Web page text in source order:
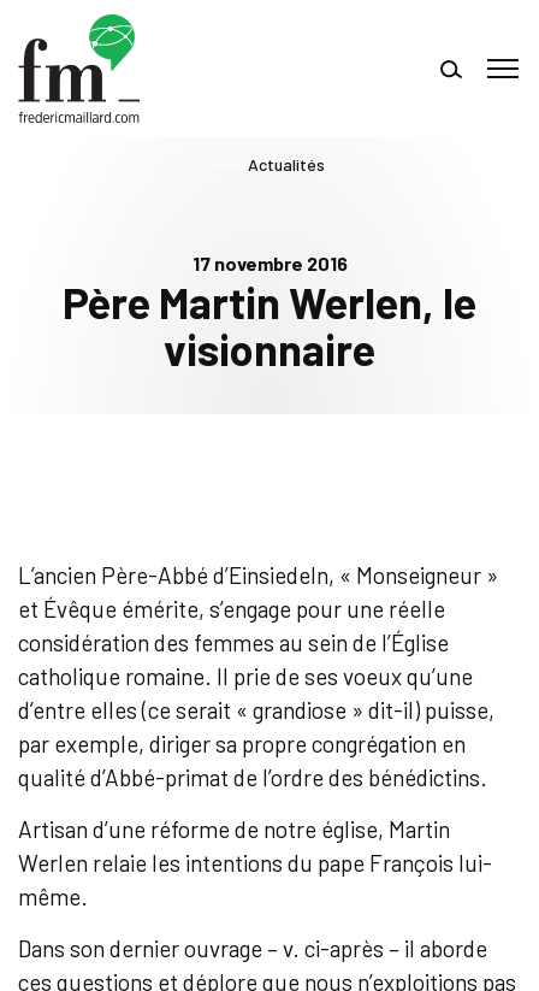
17 novembre 2016
Père Martin Werlen, le
visionnaire
Actualités
L’ancien Père-Abbé d’Einsiedeln, « Monseigneur »
et Évêque émérite, s’engage pour une réelle
considération des femmes au sein de l’Église
catholique romaine. Il prie de ses voeux qu’une
d’entre elles (ce serait « grandiose » dit-il) puisse,
par exemple, diriger sa propre congrégation en
qualité d’Abbé-primat de l’ordre des bénédictins.
Artisan d’une réforme de notre église, Martin
Werlen relaie les intentions du pape François lui-
même.
Dans son dernier ouvrage – v. ci-après – il aborde
ces questions et déplore que nous n’exploitions pas